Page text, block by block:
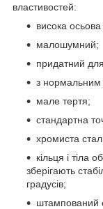
властивостей:
висока
малошумний;
придатний
з нормальним
мале тертя;
стандартна
хромиста
кільця і тіла
зберігають
градусів;
штампований